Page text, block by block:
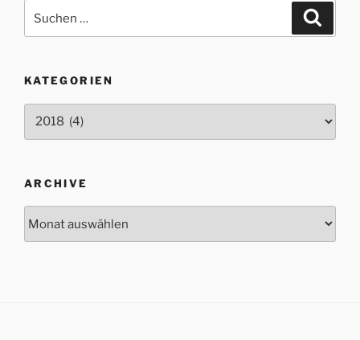
nach:
KATEGORIEN
Kategorien
ARCHIVE